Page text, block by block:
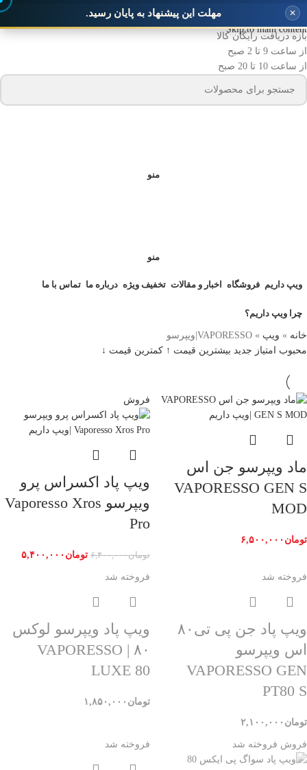
Skip to navigation
Skip to main content
بازه دریافت رایگان کالا
از ساعت 9 تا 2 صبح
از ساعت 10 تا 20 صبح
منو
منو
ویپ داریم فروشگاه اخبار و مقالات تخفیف ویژه درباره ما تماس با ما
چرا ویپ داریم؟
خانه » ویپ » VAPORESSO|ویپرسو
محبوب
امتیاز جدید بیشترین قیمت ↑ کمترین قیمت ↓
ماد ویپرسو جن اس
VAPORESSO GEN S
MOD
تومان ۶,۵۰۰,۰۰۰
فروش
ویپ پاد اکسراس پرو
ویپرسو Vaporesso Xros
Pro
تومان۶,۴۰۰,۰۰۰ تومان ۵,۴۰۰,۰۰۰
فروخته شد
ویپ پاد جن پی تی۸۰
اس ویپرسو
VAPORESSO GEN
PT80 S
تومان ۲,۱۰۰,۰۰۰
فروخته شد
ویپ پاد ویپرسو لوکس
۸۰ | VAPORESSO
LUXE 80
تومان ۱,۸۵۰,۰۰۰
فروش فروخته شد فروخته شد
✕ مهلت این پیشنهاد به پایان رسید.